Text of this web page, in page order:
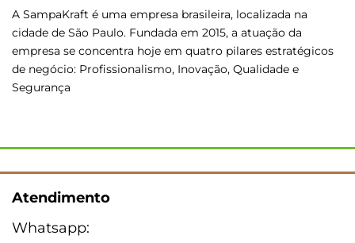
A SampaKraft é uma empresa brasileira, localizada na
cidade de São Paulo. Fundada em 2015, a atuação da
empresa se concentra hoje em quatro pilares estratégicos
de negócio: Profissionalismo, Inovação, Qualidade e
Segurança
Atendimento
Whatsapp: